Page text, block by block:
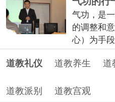
气功，是
的调整和
心）为手
道教礼仪 道教养生 道
道教派别 道教宫观